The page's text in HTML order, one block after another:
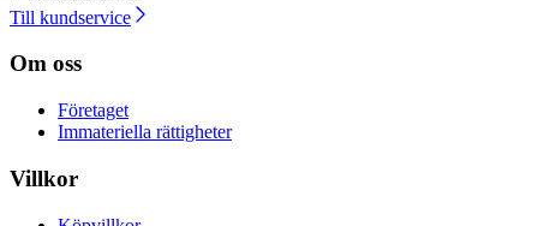
Till kundservice
Om oss
Företaget
Immateriella rättigheter
Villkor